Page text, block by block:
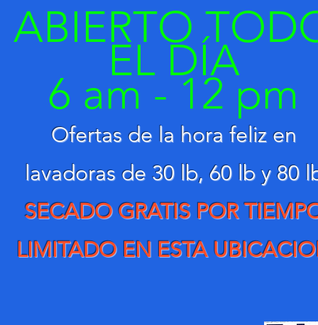
ABIERTO
EL DÍA
6 am - 12 pm
Ofertas de la hora feliz en
lavadoras de 30 lb, 60 lb y 80
SECADO GRATIS POR
LIMITADO EN ESTA